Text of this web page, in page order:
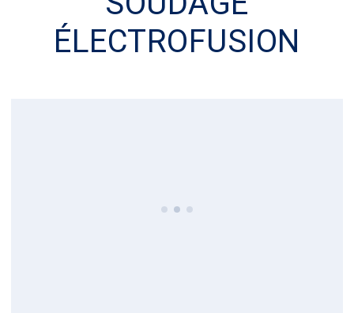
ÉLECTROFUSION